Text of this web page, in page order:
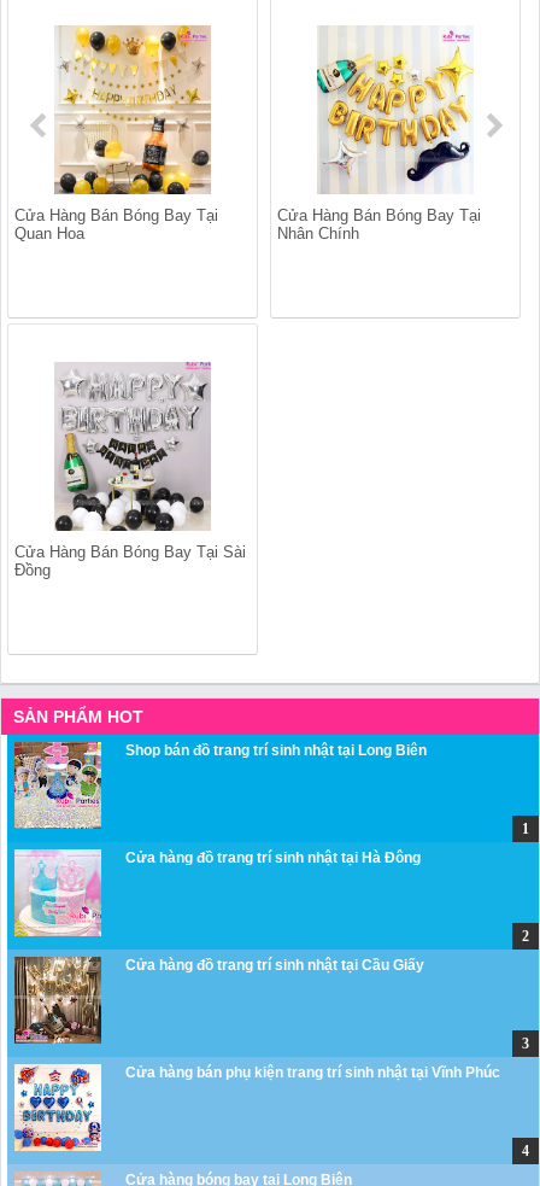
Cửa Hàng Bán Bóng Bay Tại
Quan Hoa
Cửa Hàng Bán Bóng Bay Tại
Nhân Chính
Cửa Hàng Bán Bóng Bay Tại Sài
Đồng
SẢN PHẨM HOT
Shop bán đồ trang trí sinh nhật tại Long Biên
Cửa hàng đồ trang trí sinh nhật tại Hà Đông
Cửa hàng đồ trang trí sinh nhật tại Cầu Giấy
Cửa hàng bán phụ kiện trang trí sinh nhật tại Vĩnh Phúc
Cửa hàng bóng bay tại Long Biên